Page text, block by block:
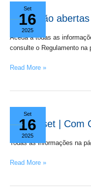
Set
16
2025
Estão
Aceda a todas as
consulte o Regulamento na
Estão
abertas
candidaturas.
Read More »
Set
16
2025
23 set | Com
Todas as informações na
Com
Thomé
Read More »